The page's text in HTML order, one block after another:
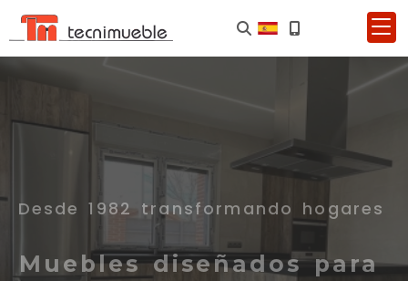
Desde 1982 transformando hogares
Muebles diseñados para